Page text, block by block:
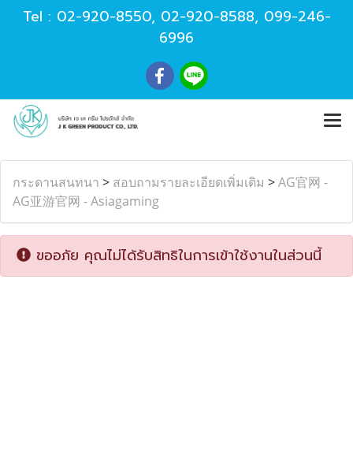
Tel : 02-920-8550, 02-920-8588, 099-246-
6996
กระดานสนทนา > สอบถามรายละเอียดเพิ่มเติม >AG官网 -
AG亚游官网 - Asiagaming
ขออภัย คุณไม่ได้รับสิทธิในการเข้าใช้งานในส่วนนี้